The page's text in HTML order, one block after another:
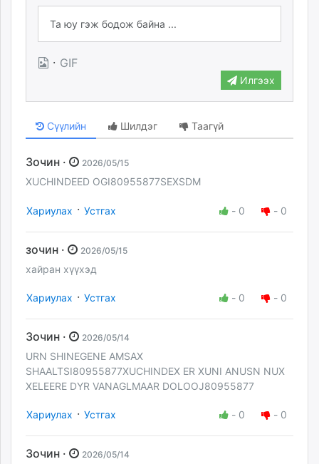
· GIF
Илгээх
Сүүлийн Шилдэг Таагүй
Зочин · 2026/05/15
XUCHINDEED OGI80955877SEXSDM
Хариулах · Устгах - 0 - 0
зочин · 2026/05/15
хайран хүүхэд
Хариулах · Устгах - 0 - 0
Зочин · 2026/05/14
URN SHINEGENE AMSAX
SHAALTSI80955877XUCHINDEX ER XUNI ANUSN NUX
XELEERE DYR VANAGLMAAR DOLOOJ80955877
Хариулах · Устгах - 0 - 0
Зочин · 2026/05/14